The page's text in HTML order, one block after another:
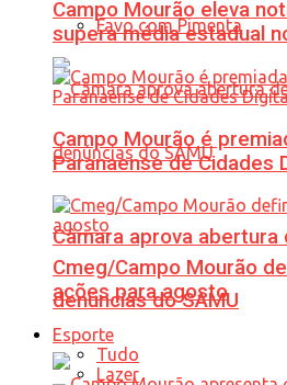
Favo com Pimenta
Câmara aprova abertura
denúncias do SAMU
Campo Mourão eleva
supera média estadual
Campo Mourão é
Paranaense de Cidades
Cmeg/Campo Mourão
ações para agosto
Esporte
Tudo
Lazer